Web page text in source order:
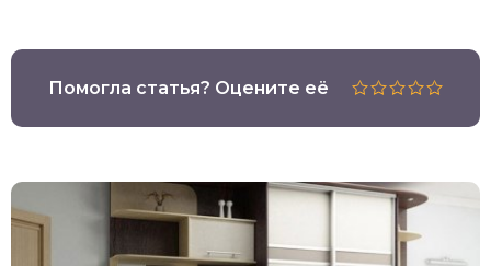
Помогла статья? Оцените её